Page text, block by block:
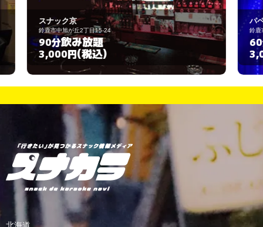
パペチュア
鈴鹿市西条町4-49
60分飲み放題
3,000円(税込)